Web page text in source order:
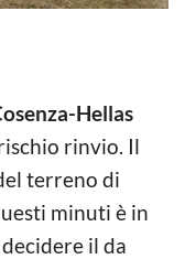
Hellas
rinvio. Il
terreno di
minuti è in
il da